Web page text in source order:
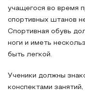
учащегося во время
спортивных штанов
Спортивная обувь
ноги и иметь
быть легкой.
Ученики должны
конспектами